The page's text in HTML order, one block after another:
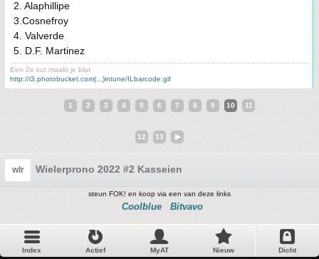
2. Alaphillipe
3.Cosnefroy
4. Valverde
5. D.F. Martinez
Een 2e kut maakt je blut
http://i3.photobucket.com(...)intune/ILbarcode.gif
1 2 3 4 5 6 7 8 9 10 11
12 13
wlr Wielerprono 2022 #2 Kasseien
steun FOK! en koop via een van deze links
Coolblue Bitvavo
Index Actief MyAT Nieuw Dicht